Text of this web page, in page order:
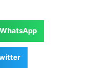
WhatsApp